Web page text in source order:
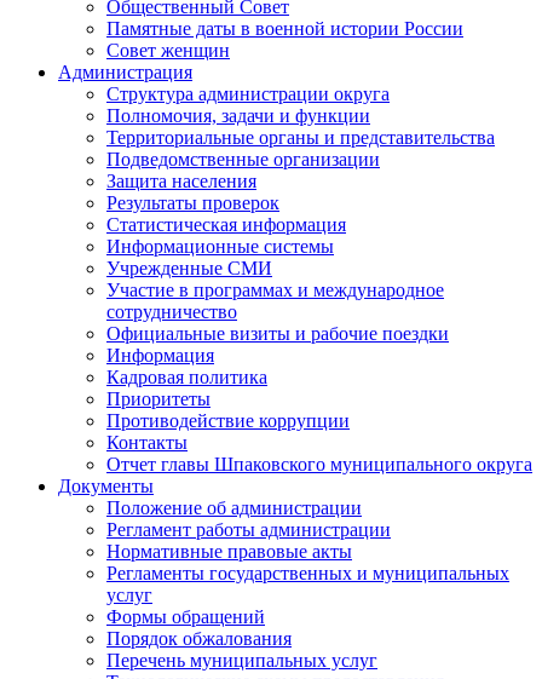
Общественный Совет
Памятные даты в военной истории России
Совет женщин
Администрация
Структура администрации округа
Полномочия, задачи и функции
Территориальные органы и представительства
Подведомственные организации
Защита населения
Результаты проверок
Статистическая информация
Информационные системы
Учрежденные СМИ
Участие в программах и международное
сотрудничество
Официальные визиты и рабочие поездки
Информация
Кадровая политика
Приоритеты
Противодействие коррупции
Контакты
Отчет главы Шпаковского муниципального округа
Документы
Положение об администрации
Регламент работы администрации
Нормативные правовые акты
Регламенты государственных и муниципальных
услуг
Формы обращений
Порядок обжалования
Перечень муниципальных услуг